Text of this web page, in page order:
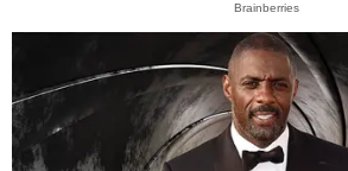
Brainberries